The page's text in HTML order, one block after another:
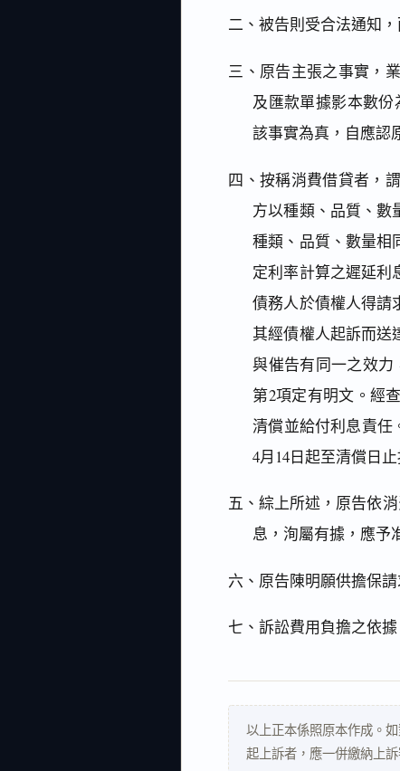
二、被告則受合法通知
三、原告主張之事實，
及匯款單據影本數份
該事實為真，自應認
四、按稱消費借貸者，
方以種類、品質、數
種類、品質、數量相
定利率計算之遲延利
債務人於債權人得請
其經債權人起訴而送
與催告有同一之效力
第2項定有明文。經
清償並給付利息責任
4月14日起至清償日
五、綜上所述，原告依
息，洵屬有據，應予
六、原告陳明願供擔保
七、訴訟費用負擔之依據
以上正本係照原本作成。
起上訴者，應一併繳納上訴